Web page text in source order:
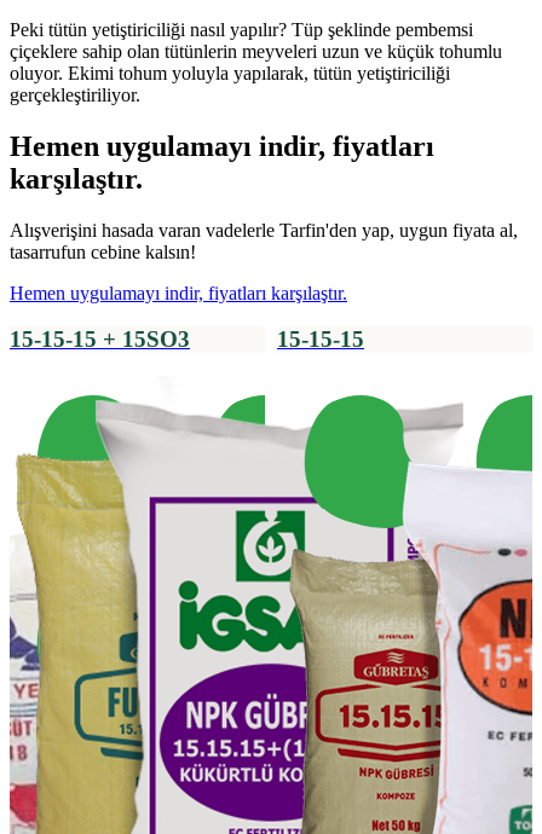
Peki tütün yetiştiriciliği nasıl yapılır? Tüp şeklinde pembemsi
çiçeklere sahip olan tütünlerin meyveleri uzun ve küçük tohumlu
oluyor. Ekimi tohum yoluyla yapılarak, tütün yetiştiriciliği
gerçekleştiriliyor.
Hemen uygulamayı indir, fiyatları
karşılaştır.
Alışverişini hasada varan vadelerle Tarfin'den yap, uygun fiyata al,
tasarrufun cebine kalsın!
Hemen uygulamayı indir, fiyatları karşılaştır.
15-15-15 + 15SO3 15-15-15